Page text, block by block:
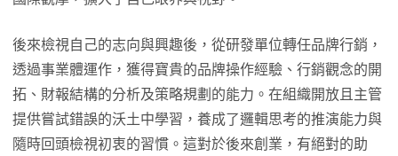
後來檢視自己的志向與興趣後，從研發單位轉任品牌行銷，
透過事業體運作，獲得寶貴的品牌操作經驗、行銷觀念的開
拓、財報結構的分析及策略規劃的能力。在組織開放且主管
提供嘗試錯誤的沃土中學習，養成了邏輯思考的推演能力與
隨時回頭檢視初衷的習慣。這對於後來創業，有絕對的助